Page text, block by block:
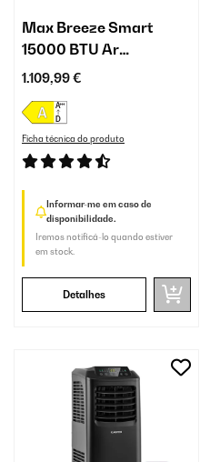
Max Breeze Smart
15000 BTU Ar
condicionado portátil
1.109,99 €
Ficha técnica do produto
Informar-me em caso de
disponibilidade.
Iremos notificá-lo quando estiver
em stock.
Detalhes